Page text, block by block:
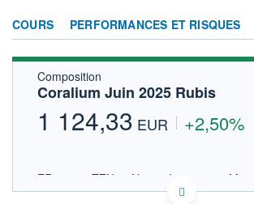
COURS PERFORMANCES ET RISQUES
FORUM
Composition
Coralium Juin 2025 Rubis
1 124,33 EUR +2,50%
FR001400TZN9 - Natixis Investment
International